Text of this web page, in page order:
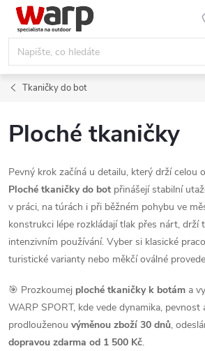
Přejít
obsah
Tkaničky do bot
Ploché tkaničky
Pevný krok začíná u detailu, který drží celou
Ploché tkaničky do bot přinášejí stabilní
v práci, na túrách i při běžném pohybu ve
konstrukci lépe rozkládají tlak přes nárt, drží
intenzivním používání. Vyber si klasické
turistické varianty nebo měkčí oválné
🎯 Prozkoumej ploché tkaničky k botám a
WARP SPORT, kde vede dynamika, pevnost
prodlouženou výměnou zboží 30 dnů,
dopravou zdarma od 1 500 Kč.